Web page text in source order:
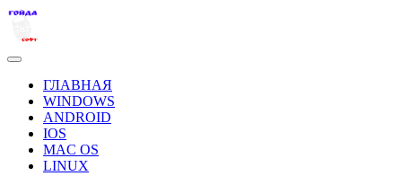
ГЛАВНАЯ
WINDOWS
ANDROID
IOS
MAC OS
LINUX